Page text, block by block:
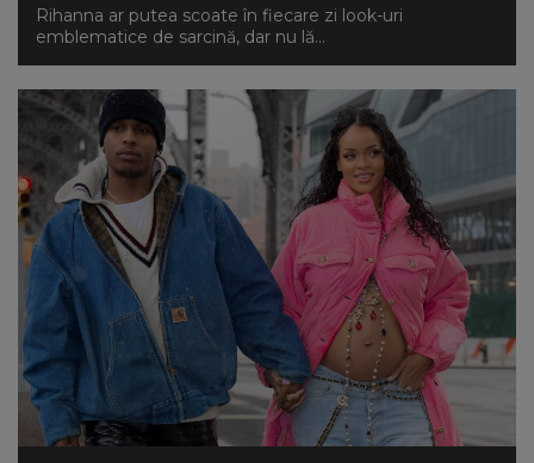
Rihanna ar putea scoate în fiecare zi look-uri
emblematice de sarcină, dar nu lă...